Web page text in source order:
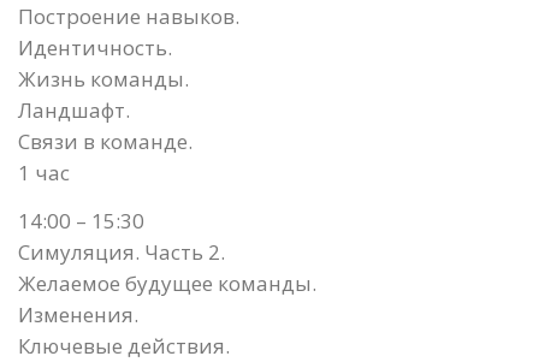
Построение навыков.
Идентичность.
Жизнь команды.
Ландшафт.
Связи в команде.
1 час
14:00 – 15:30
Симуляция. Часть 2.
Желаемое будущее команды.
Изменения.
Ключевые действия.